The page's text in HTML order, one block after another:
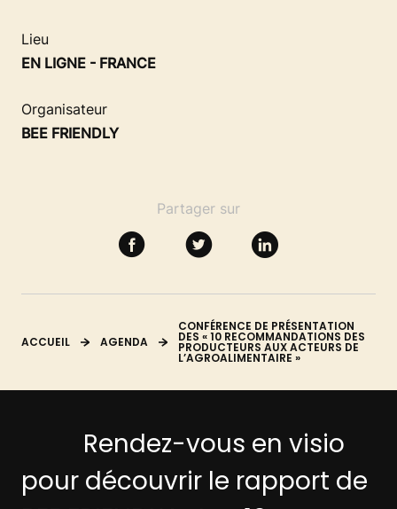
Lieu
EN LIGNE - FRANCE
Organisateur
BEE FRIENDLY
Partager sur
ACCUEIL AGENDA
CONFÉRENCE DE PRÉSENTATION
DES « 10 RECOMMANDATIONS DES
PRODUCTEURS AUX ACTEURS DE
L’AGROALIMENTAIRE »
Rendez-vous en visio
pour découvrir le rapport de